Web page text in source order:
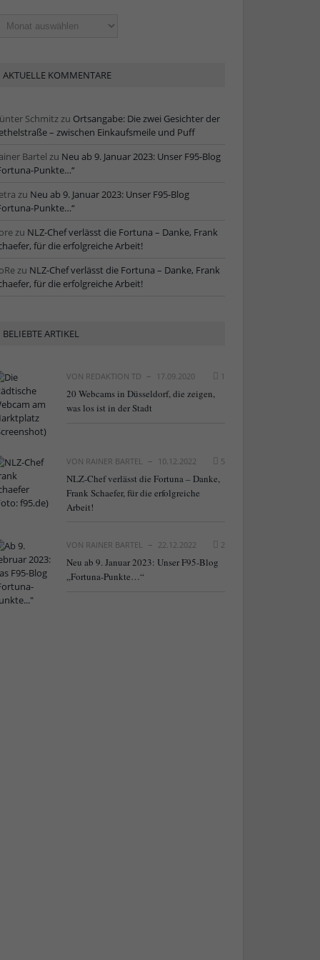
AKTUELLE KOMMENTARE
Schmitzzu Ortsangabe: Die zwei Gesichter der
– zwischen Einkaufsmeile und Puff
Bartel zu Neu ab 9. Januar 2023: Unser F95-Blog
Punkte…“
zu Neu ab 9. Januar 2023: Unser F95-Blog
Punkte…“
zu NLZ-Chef verlässt die Fortuna – Danke, Frank
für die erfolgreiche Arbeit!
zu NLZ-Chef verlässt die Fortuna – Danke, Frank
für die erfolgreiche Arbeit!
BELIEBTE ARTIKEL
VON REDAKTION TD 17.09.2020 1
20 Webcams in Düsseldorf, die zeigen,
was los ist in der Stadt
VON RAINER BARTEL 10.12.2022 5
NLZ-Chef verlässt die Fortuna – Danke,
Frank Schaefer, für die erfolgreiche
Arbeit!
VON RAINER BARTEL 22.12.2022 2
Neu ab 9. Januar 2023: Unser F95-Blog
„Fortuna-Punkte…“